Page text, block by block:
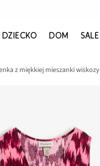
DZIECKO DOM SALE
z miękkiej mieszanki wiskozy